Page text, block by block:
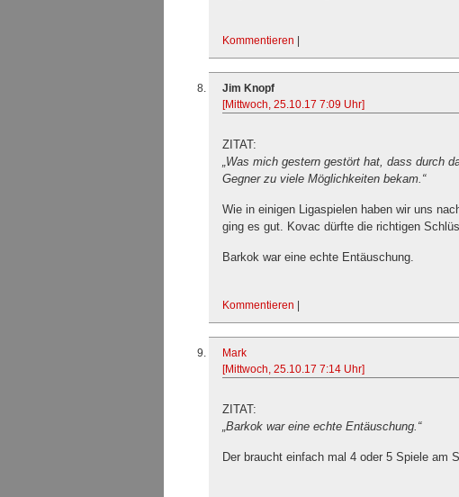
Kommentieren |
Jim Knopf
[Mittwoch, 25.10.17 7:09 Uhr]
ZITAT:
„Was mich gestern gestört hat, dass durch
Gegner zu viele Möglichkeiten bekam.“
Wie in einigen Ligaspielen haben wir uns
ging es gut. Kovac dürfte die richtigen
Barkok war eine echte Entäuschung.
Kommentieren |
Mark
[Mittwoch, 25.10.17 7:14 Uhr]
ZITAT:
„Barkok war eine echte Entäuschung.“
Der braucht einfach mal 4 oder 5 Spiele am